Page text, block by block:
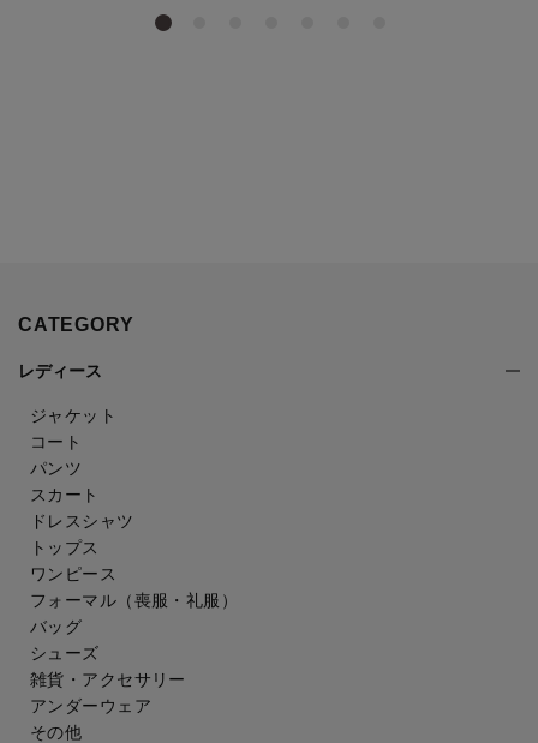
CATEGORY
レディース
ジャケット
コート
パンツ
スカート
ドレスシャツ
トップス
ワンピース
フォーマル（喪服・礼服）
バッグ
シューズ
雑貨・アクセサリー
アンダーウェア
その他